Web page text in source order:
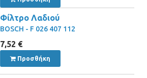
Φίλτρο Λαδιού
BOSCH - F 026 407 112
7,52 €
Προσθήκη